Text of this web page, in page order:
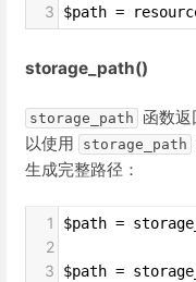
3
$path =
storage_path()
storage_path 函数返
以使用
storage_path
生成完整路径：
1 $path =
2
3
$path =